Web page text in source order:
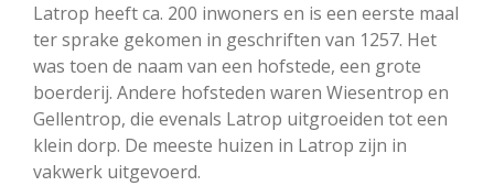
Latrop heeft ca. 200 inwoners en is een eerste maal
ter sprake gekomen in geschriften van 1257. Het
was toen de naam van een hofstede, een grote
boerderij. Andere hofsteden waren Wiesentrop en
Gellentrop, die evenals Latrop uitgroeiden tot een
klein dorp. De meeste huizen in Latrop zijn in
vakwerk uitgevoerd.